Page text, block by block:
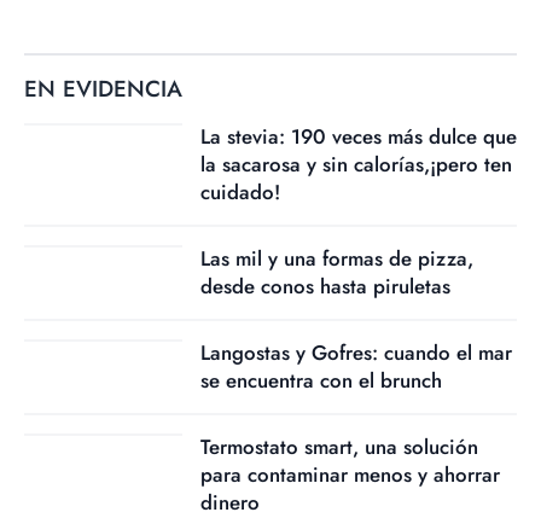
EN EVIDENCIA
La stevia: 190 veces más dulce que
la sacarosa y sin calorías,¡pero ten
cuidado!
Las mil y una formas de pizza,
desde conos hasta piruletas
Langostas y Gofres: cuando el mar
se encuentra con el brunch
Termostato smart, una solución
para contaminar menos y ahorrar
dinero